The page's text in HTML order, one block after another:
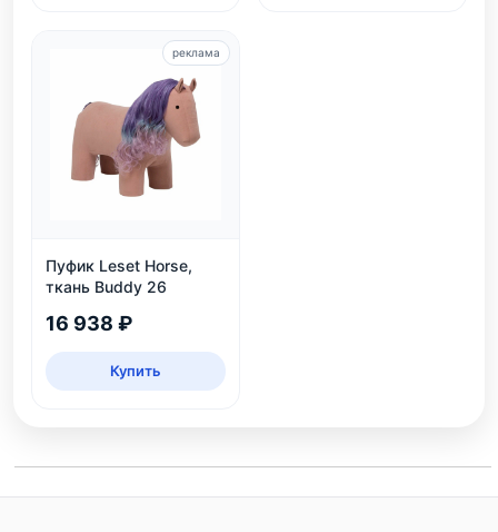
Пуфик Leset Horse,
ткань Buddy 26
16 938 ₽
Купить
реклама